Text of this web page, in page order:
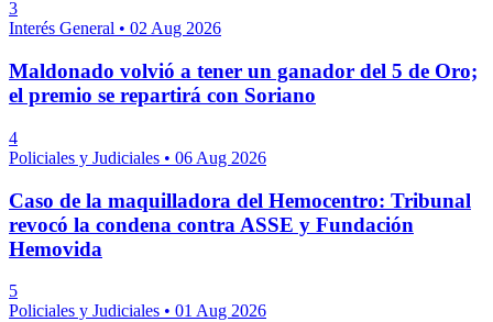
3
Interés General • 02 Aug 2026
Maldonado volvió a tener un ganador del 5 de Oro;
el premio se repartirá con Soriano
4
Policiales y Judiciales • 06 Aug 2026
Caso de la maquilladora del Hemocentro: Tribunal
revocó la condena contra ASSE y Fundación
Hemovida
5
Policiales y Judiciales • 01 Aug 2026